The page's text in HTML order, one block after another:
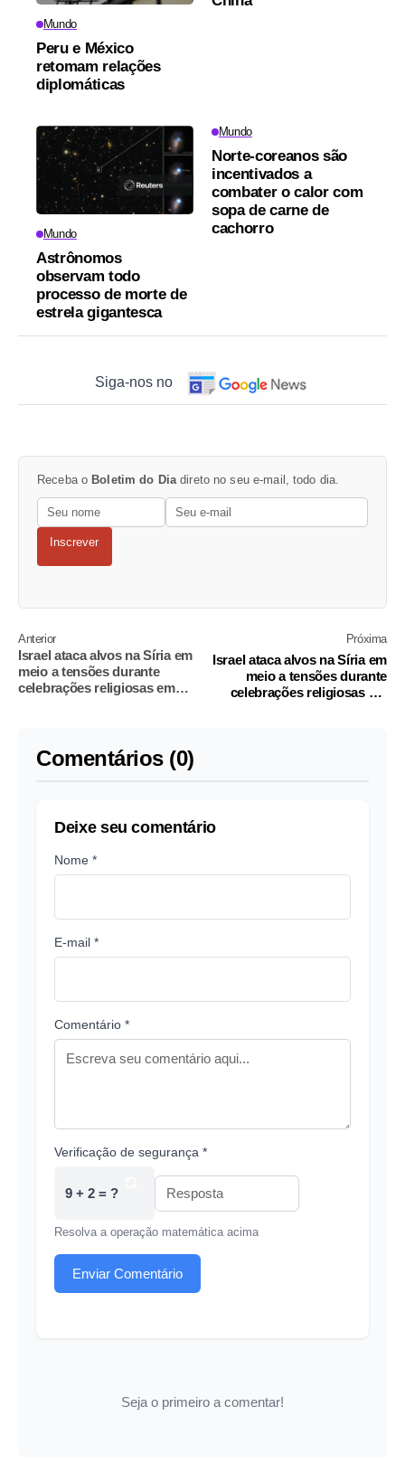
Mundo
Peru e México
retomam relações
diplomáticas
Mundo
Astrônomos
observam todo
processo de morte de
estrela gigantesca
Mundo
Norte-coreanos são
incentivados a
combater o calor com
sopa de carne de
cachorro
Siga-nos no
Receba o Boletim do Dia direto no seu e-mail, todo dia.
Inscrever
Anterior
Israel ataca alvos na Síria em
meio a tensões durante
celebrações religiosas em
Próxima
Israel ataca alvos na Síria em
meio a tensões durante
celebrações religiosas em
Comentários (0)
Deixe seu comentário
Nome *
E-mail *
Comentário *
Verificação de segurança *
9 + 2 = ?
Resolva a operação matemática acima
Enviar Comentário
Seja o primeiro a comentar!